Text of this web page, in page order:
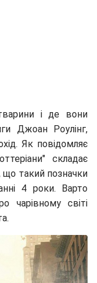
і де вони
Джоан Роулінг,
Як повідомляє
складає
що такий позначки
4 роки. Варто
чарівному світі